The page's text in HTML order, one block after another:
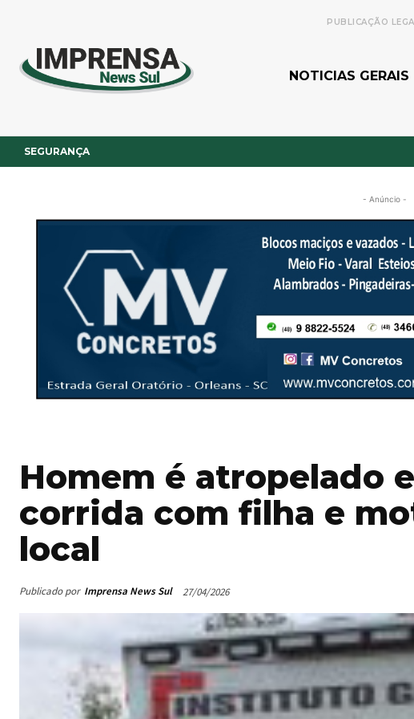
PUBLICAÇÃO
NOTICIAS GERAIS
SEGURANÇA
- Anúncio -
Homem é atropelado
corrida com filha e
local
Publicado por Imprensa News Sul 27/04/2026